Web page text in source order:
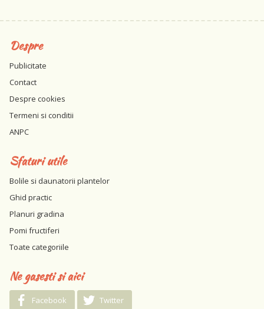
Despre
Publicitate
Contact
Despre cookies
Termeni si conditii
ANPC
Sfaturi utile
Bolile si daunatorii plantelor
Ghid practic
Planuri gradina
Pomi fructiferi
Toate categoriile
Ne gasesti si aici
Facebook Twitter